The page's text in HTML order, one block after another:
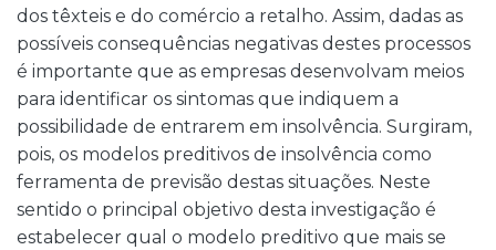
dos têxteis e do comércio a retalho. Assim, dadas as
possíveis consequências negativas destes processos
é importante que as empresas desenvolvam meios
para identificar os sintomas que indiquem a
possibilidade de entrarem em insolvência. Surgiram,
pois, os modelos preditivos de insolvência como
ferramenta de previsão destas situações. Neste
sentido o principal objetivo desta investigação é
estabelecer qual o modelo preditivo que mais se